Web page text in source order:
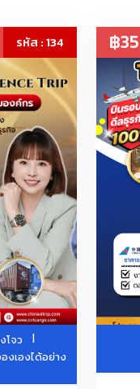
เพชรแท้+เพชรแล๊บ-เพช
อผ้าผู้ชายและผู้หญิง ชุด
วัตถุ
ยา ผลิตภัณฑ์เพื่อสุขภา
สำนักงาน
รัวและเครื่องใช้บนโต๊ะ
คุณ, เครื่องแก้วศิลปะ, เ
, เครื่องใช้ไฟฟ้าในครั
พลาสติก ของตกแ
/คีมตัด/คีมล็อค/คีมปากจิ้
รหัส : 134
โจว
งเองได้อย่าง
฿